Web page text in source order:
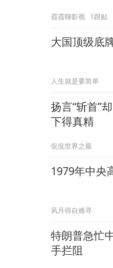
霞霞聊影视 1跟贴
大国顶级底
人生就是要简单
扬言“斩首”
下得真精
侃侃世界之最
1979年中央
风月得自难寻
特朗普急忙
手拦阻